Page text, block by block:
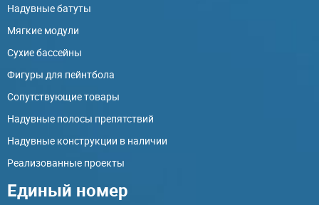
Надувные батуты
Мягкие модули
Сухие бассейны
Фигуры для пейнтбола
Сопутствующие товары
Надувные полосы препятствий
Надувные конструкции в наличии
Реализованные проекты
Единый номер